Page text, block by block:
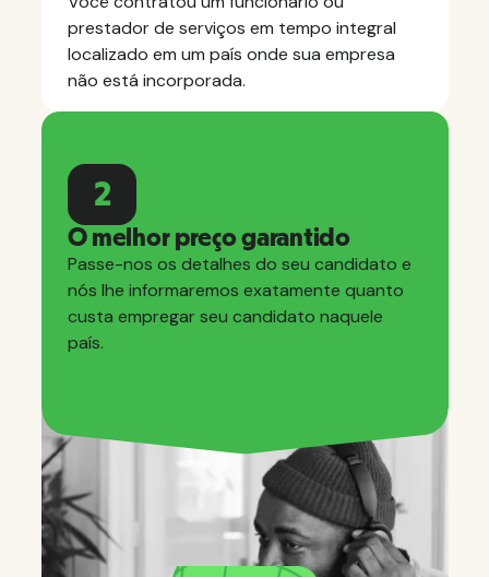
prestador de serviços em tempo integral
localizado em um país onde sua empresa
não está incorporada.
2
O melhor preço garantido
Passe-nos os detalhes do seu candidato e
nós lhe informaremos exatamente quanto
custa empregar seu candidato naquele
país.